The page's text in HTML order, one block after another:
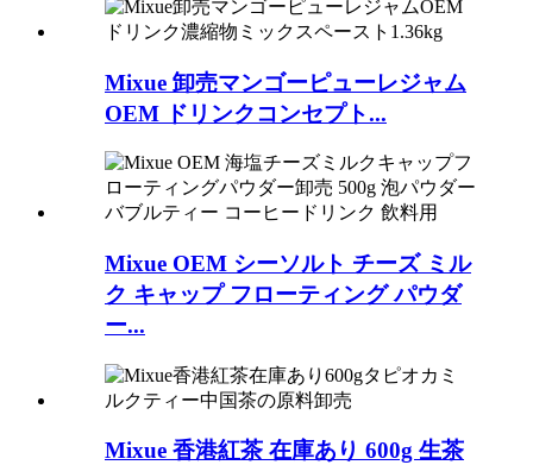
Mixue 卸売マンゴーピューレジャム
OEM ドリンクコンセプト...
Mixue OEM シーソルト チーズ ミル
ク キャップ フローティング パウダ
ー...
Mixue 香港紅茶 在庫あり 600g 生茶